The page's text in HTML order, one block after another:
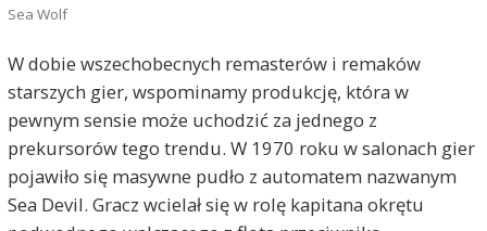
Sea Wolf
W dobie wszechobecnych remasterów i remaków
starszych gier, wspominamy produkcję, która w
pewnym sensie może uchodzić za jednego z
prekursorów tego trendu. W 1970 roku w salonach gier
pojawiło się masywne pudło z automatem nazwanym
Sea Devil. Gracz wcielał się w rolę kapitana okrętu